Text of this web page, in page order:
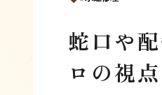
蛇口や
ロの視